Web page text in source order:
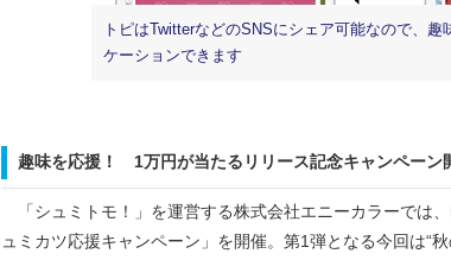
トピはTwitterなどのSNSにシェア可能なので、
ケーションできます
趣味を応援！ 1万円が当たるリリース記念キャンペーン
「シュミトモ！」を運営する株式会社エニーカラーでは
ュミカツ応援キャンペーン」を開催。第1弾となる今回は“